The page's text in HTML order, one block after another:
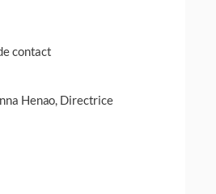
contact
Henao, Directrice